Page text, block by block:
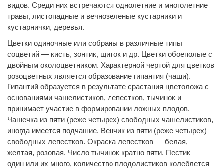
видов. Среди них встречаются однолетние и многолетние
травы, листопадные и вечнозеленые кустарники и
кустарнички, деревья.
Цветки одиночные или собраны в различные типы
соцветий — кисть, зонтик, щиток и др. Цветки обоеполые с
двойным околоцветником. Характерной чертой для цветков
розоцветных является образование гипантия (чаши).
Гипантий образуется в результате срастания цветоложа с
основаниями чашелистиков, лепестков, тычинок и
принимает участие в формировании ложных плодов.
Чашечка из пяти (реже четырех) свободных чашелистиков,
иногда имеется подчашие. Венчик из пяти (реже четырех)
свободных лепестков. Окраска лепестков — белая,
желтая, розовая. Число тычинок кратно пяти. Пестик —
один или их много, количество плодолистиков колеблется